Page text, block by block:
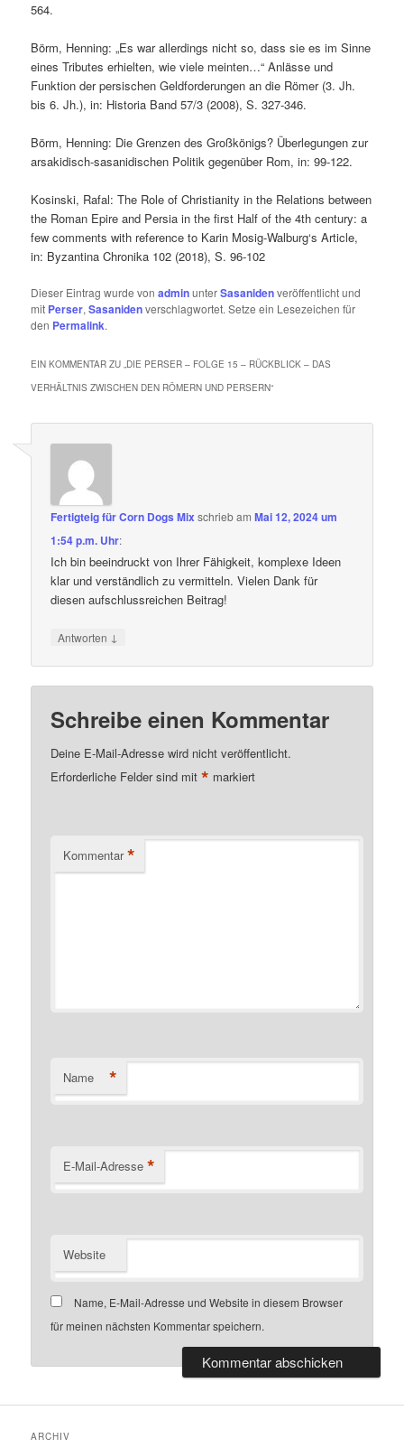
564.
Börm, Henning: „Es war allerdings nicht so, dass sie es im Sinne
eines Tributes erhielten, wie viele meinten…“ Anlässe und
Funktion der persischen Geldforderungen an die Römer (3. Jh.
bis 6. Jh.), in: Historia Band 57/3 (2008), S. 327-346.
Börm, Henning: Die Grenzen des Großkönigs? Überlegungen zur
arsakidisch-sasanidischen Politik gegenüber Rom, in: 99-122.
Kosinski, Rafal: The Role of Christianity in the Relations between
the Roman Epire and Persia in the first Half of the 4th century: a
few comments with reference to Karin Mosig-Walburg‘s Article,
in: Byzantina Chronika 102 (2018), S. 96-102
Dieser Eintrag wurde vonadminunterSasanidenveröffentlicht und
mit Perser,Sasanidenverschlagwortet. Setze ein Lesezeichen für
den Permalink.
EIN KOMMENTAR ZU „DIE PERSER – FOLGE 15 – RÜCKBLICK – DAS
VERHÄLTNIS ZWISCHEN DEN RÖMERN UND PERSERN“
Fertigteig für Corn Dogs Mix schriebamMai 12, 2024 um
1:54 p.m. Uhr:
Ich bin beeindruckt von Ihrer Fähigkeit, komplexe Ideen
klar und verständlich zu vermitteln. Vielen Dank für
diesen aufschlussreichen Beitrag!
Antworten ↓
Schreibe einen Kommentar
Deine E-Mail-Adresse wird nicht veröffentlicht.
Erforderliche Felder sind mit* markiert
Kommentar *
Name *
E-Mail-Adresse *
Website
Name, E-Mail-Adresse und Website in diesem Browser
für meinen nächsten Kommentar speichern.
ARCHIV